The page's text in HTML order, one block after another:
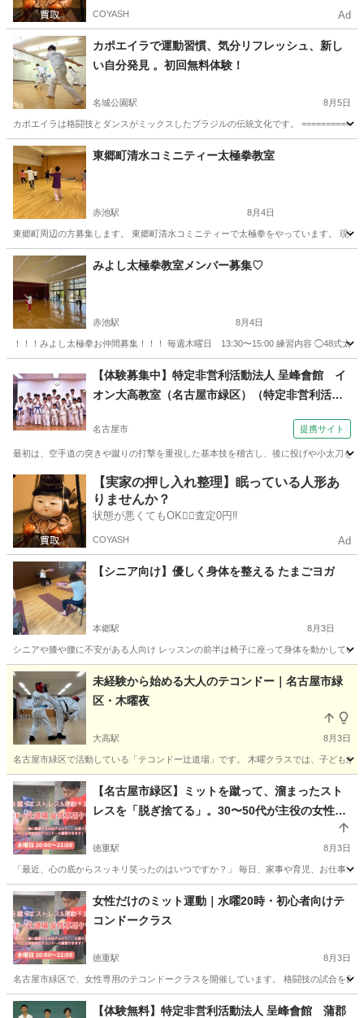
COYASH Ad
カポエイラで運動習慣、気分リフレッシュ、新し
い自分発見 。初回無料体験！
名城公園駅 8月5日
カポエイラは格闘技とダンスがミックスしたブラジルの伝統文化です。
愛知 名古屋市 名城公園駅 空手/他格闘技 カポエイラ
東郷町清水コミニティー太極拳教室
赤池駅 8月4日
東郷町周辺の方募集します。 東郷町清水コミニティーで太極拳をやっています。 現
愛知 愛知郡 赤池駅 太極拳
みよし太極拳教室メンバー募集♡
赤池駅 8月4日
！！！みよし太極拳お仲間募集！！！ 毎週木曜日 13:30〜15:00 練習内容 ◯48式
赤池駅 太極拳 太極剣
【体験募集中】特定非営利活動法人 呈峰會館 イ
オン大高教室（名古屋市緑区）（特定非営利活動
土曜夕方６時半～）
名古屋市 提携サイト
最初は、空手道の突きや蹴りの打撃を重視した基本技を稽古し、後に投げや小太刀を
愛知 名古屋市 空手/他格闘技
【実家の押し入れ整理】眠っている人形あ
りませんか？
状態が悪くてもOK🙆‍♀️査定0円‼️
COYASH Ad
【シニア向け】優しく身体を整える たまごヨガ
本郷駅 8月3日
シニアや膝や腰に不安がある人向け レッスンの前半は椅子に座って身体を動かして
愛知 名古屋市 本郷駅 ヨガ シニア
未経験から始める大人のテコンドー｜名古屋市緑
区・木曜夜
大高駅 8月3日
名古屋市緑区で活動している「テコンドー辻道場」です。 木曜クラスでは、子ども
愛知 名古屋市 大高駅 空手/他格闘技 テコンドー
【名古屋市緑区】ミットを蹴って、溜まったスト
レスを「脱ぎ捨てる」。30〜50代が主役の女性専
徳重駅 8月3日
「最近、心の底からスッキリ笑ったのはいつですか？」 毎日、家事や育児、お仕事
愛知 名古屋市 徳重駅 空手/他格闘技 テコンドー
女性だけのミット運動｜水曜20時・初心者向けテ
コンドークラス
徳重駅 8月3日
名古屋市緑区で、女性専用のテコンドークラスを開催しています。 格闘技の試合を
愛知 名古屋市 徳重駅 空手/他格闘技
【体験無料】特定非営利活動法人 呈峰會館 蒲郡